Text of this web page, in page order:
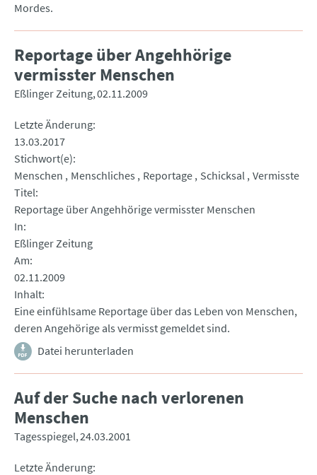
Mordes.
Reportage über Angehhörige
vermisster Menschen
Eßlinger Zeitung 02.11.2009
Letzte Änderung
13.03.2017
Stichwort(e)
Menschen
Menschliches Reportage Schicksal Vermisste
Titel
Reportage über Angehhörige vermisster Menschen
In
Eßlinger Zeitung
Am
02.11.2009
Inhalt
Eine einfühlsame Reportage über das Leben von Menschen,
deren Angehörige als vermisst gemeldet sind.
Datei herunterladen
Auf der Suche nach verlorenen
Menschen
Tagesspiegel 24.03.2001
Letzte Änderung